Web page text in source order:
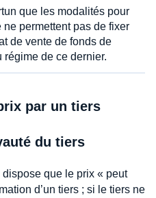
que les modalités pour
permettent pas de fixer
de vente de fonds de
régime de ce dernier.
par un tiers
du tiers
que le prix « peut
d’un tiers ; si le tiers ne